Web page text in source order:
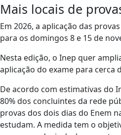
Mais locais de
Em 2026, a aplicação das
para os domingos 8 e 15 de
Nesta edição, o Inep quer
aplicação do exame para cerca
De acordo com estimativas do
80% dos concluintes da rede
provas dos dois dias do Enem
estudam. A medida tem o